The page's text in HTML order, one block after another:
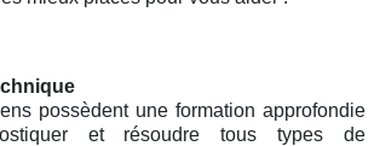
possèdent une formation approfondie
et résoudre tous types de